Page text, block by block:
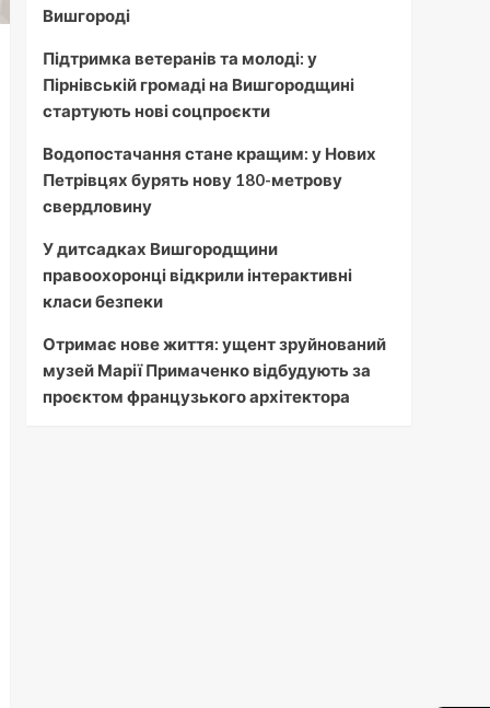
Вишгороді
Підтримка ветеранів та молоді: у
Пірнівській громаді на Вишгородщині
стартують нові соцпроєкти
Водопостачання стане кращим: у Нових
Петрівцях бурять нову 180-метрову
свердловину
У дитсадках Вишгородщини
правоохоронці відкрили інтерактивні
класи безпеки
Отримає нове життя: ущент зруйнований
музей Марії Примаченко відбудують за
проєктом французького архітектора